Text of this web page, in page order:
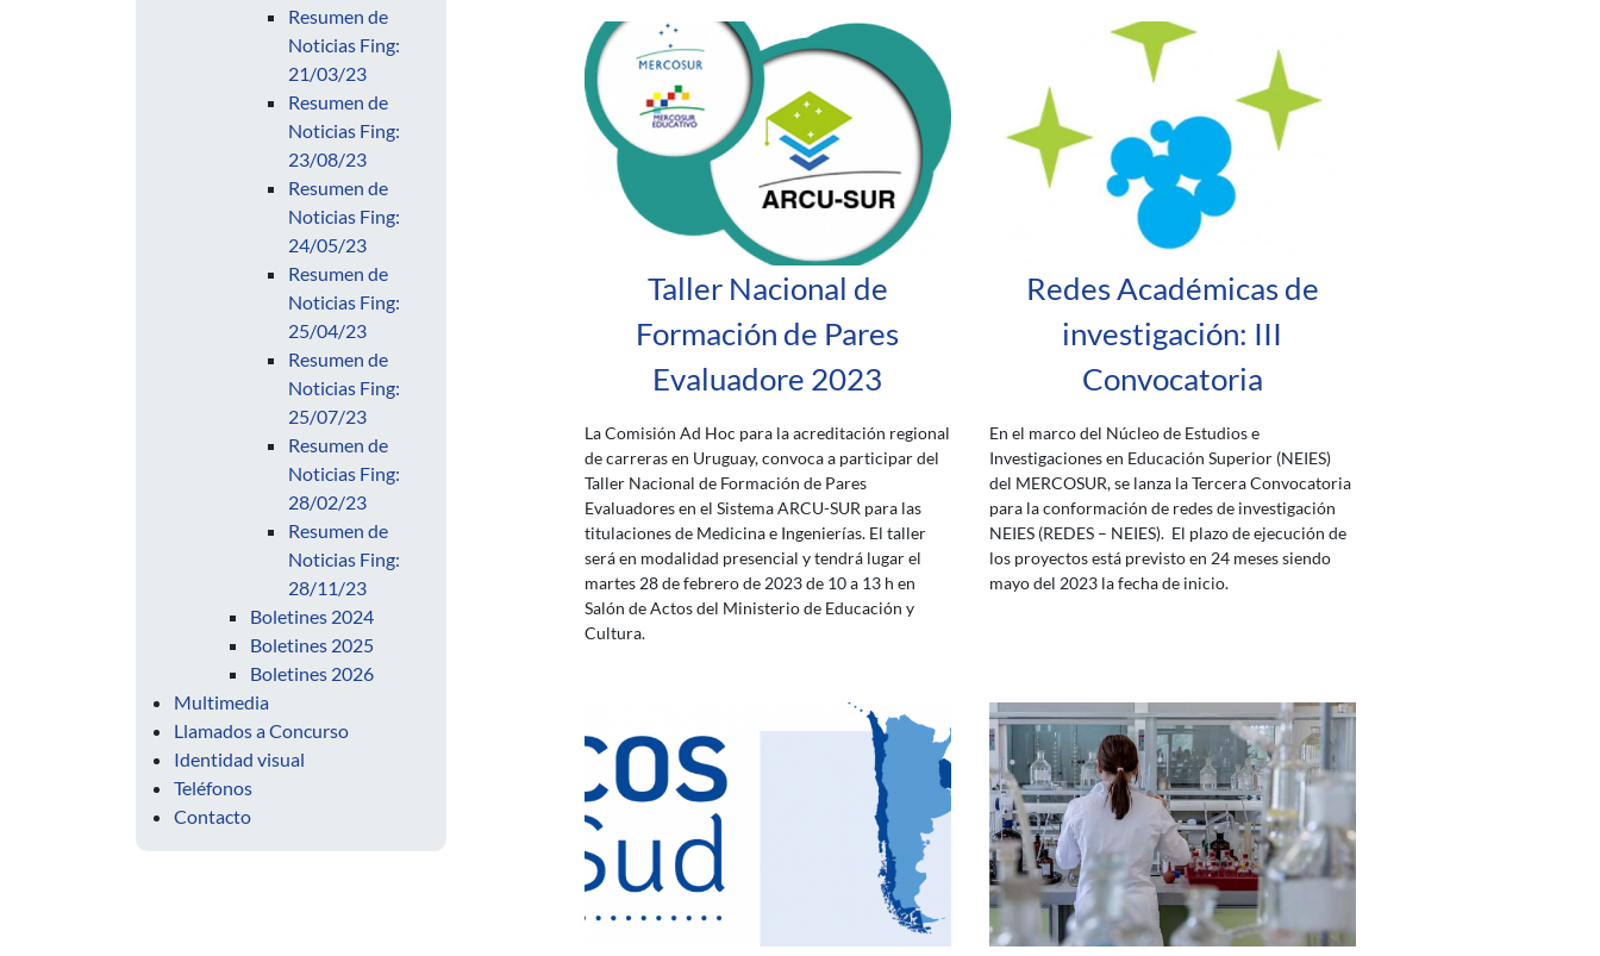
Resumen de
Noticias Fing:
21/03/23
Resumen de
Noticias Fing:
23/08/23
Resumen de
Noticias Fing:
24/05/23
Resumen de
Noticias Fing:
25/04/23
Resumen de
Noticias Fing:
25/07/23
Resumen de
Noticias Fing:
28/02/23
Resumen de
Noticias Fing:
28/11/23
Boletines 2024
Boletines 2025
Boletines 2026
Multimedia
Llamados a Concurso
Identidad visual
Teléfonos
Contacto
Taller Nacional de
Formación de Pares
Evaluadore 2023
La Comisión Ad Hoc para la acreditación regional
de carreras en Uruguay, convoca a participar del
Taller Nacional de Formación de Pares
Evaluadores en el Sistema ARCU-SUR para las
titulaciones de Medicina e Ingenierías. El taller
será en modalidad presencial y tendrá lugar el
martes 28 de febrero de 2023 de 10 a 13 h en
Salón de Actos del Ministerio de Educación y
Cultura.
Redes Académicas de
investigación: III
Convocatoria
En el marco del Núcleo de Estudios e
Investigaciones en Educación Superior (NEIES)
del MERCOSUR, se lanza la Tercera Convocatoria
para la conformación de redes de investigación
NEIES (REDES – NEIES). El plazo de ejecución de
los proyectos está previsto en 24 meses siendo
mayo del 2023 la fecha de inicio.